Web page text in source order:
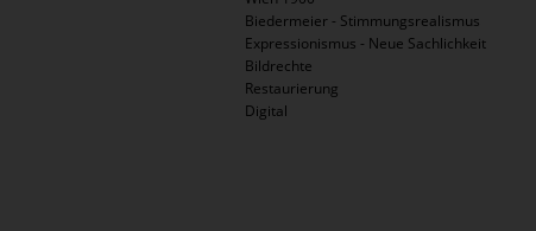
Biedermeier - Stimmungsrealismus
Expressionismus - Neue Sachlichkeit
Bildrechte
Restaurierung
Digital